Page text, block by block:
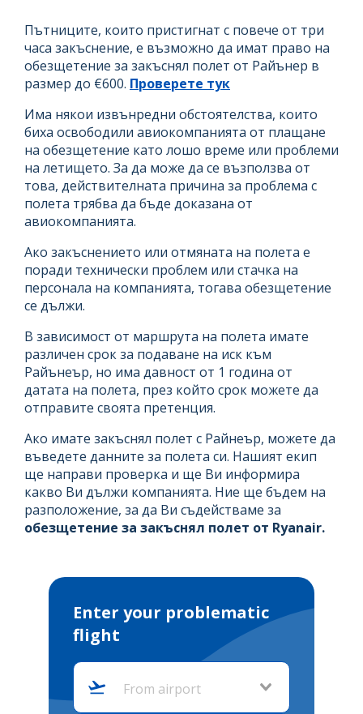
Пътниците, които пристигнат с повече от три
часа закъснение, е възможно да имат право на
обезщетение за закъснял полет от Райънер в
размер до €600. Проверете тук
Има някои извънредни обстоятелства, които
биха освободили авиокомпанията от плащане
на обезщетение като лошо време или проблеми
на летището. За да може да се възползва от
това, действителната причина за проблема с
полета трябва да бъде доказана от
авиокомпанията.
Ако закъснението или отмяната на полета е
поради технически проблем или стачка на
персонала на компанията, тогава обезщетение
се дължи.
В зависимост от маршрута на полета имате
различен срок за подаване на иск към
Райънеър, но има давност от 1 година от
датата на полета, през който срок можете да
отправите своята претенция.
Ако имате закъснял полет с Райнеър, можете да
въведете данните за полета си. Нашият екип
ще направи проверка и ще Ви информира
какво Ви дължи компанията. Ние ще бъдем на
разположение, за да Ви съдействаме за
обезщетение за закъснял полет от Ryanair.
Enter your problematic
flight
From airport